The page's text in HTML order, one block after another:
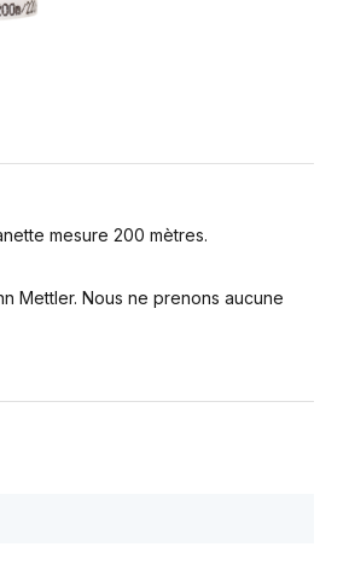
mesure 200 mètres.
Mettler. Nous ne prenons aucune